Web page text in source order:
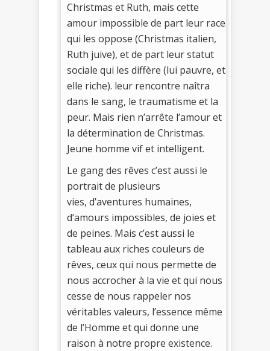
Christmas et Ruth, mais cette
amour impossible de part leur race
qui les oppose (Christmas italien,
Ruth juive), et de part leur statut
sociale qui les diffère (lui pauvre, et
elle riche). leur rencontre naîtra
dans le sang, le traumatisme et la
peur. Mais rien n’arrête l’amour et
la détermination de Christmas.
Jeune homme vif et intelligent.
Le gang des rêves c’est aussi le
portrait de plusieurs
vies, d’aventures humaines,
d’amours impossibles, de joies et
de peines. Mais c’est aussi le
tableau aux riches couleurs de
rêves, ceux qui nous permette de
nous accrocher à la vie et qui nous
cesse de nous rappeler nos
véritables valeurs, l’essence même
de l’Homme et qui donne une
raison à notre propre existence.